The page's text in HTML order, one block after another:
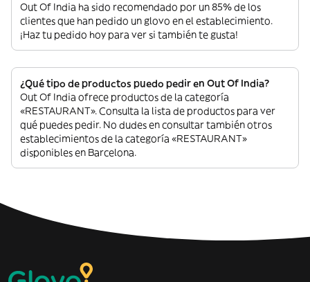
Out Of India ha sido recomendado por un 85% de los
clientes que han pedido un glovo en el establecimiento.
¡Haz tu pedido hoy para ver si también te gusta!
¿Qué tipo de productos puedo pedir en Out Of India?
Out Of India ofrece productos de la categoría
«RESTAURANT». Consulta la lista de productos para ver
qué puedes pedir. No dudes en consultar también otros
establecimientos de la categoría «RESTAURANT»
disponibles en Barcelona.